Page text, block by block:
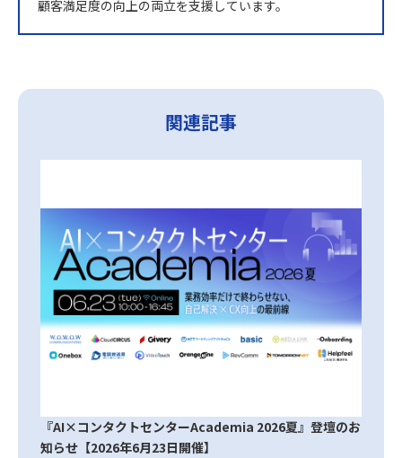
顧客満足度の向上の両立を支援しています。
関連記事
『AI×コンタクトセンターAcademia 2026夏』登壇のお
知らせ【2026年6月23日開催】